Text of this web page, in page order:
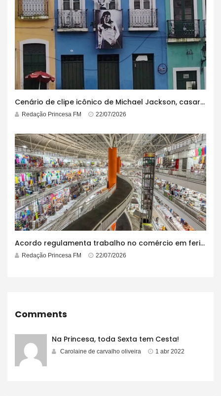
Cenário de clipe icônico de Michael Jackson, casarão azul no centro do Pelourinho enfrenta ordem de desocupação
Redação Princesa FM 22/07/2026
Acordo regulamenta trabalho no comércio em feriados
Redação Princesa FM 22/07/2026
Comments
Na Princesa, toda Sexta tem Cesta!
Carolaine de carvalho oliveira 1 abr 2022